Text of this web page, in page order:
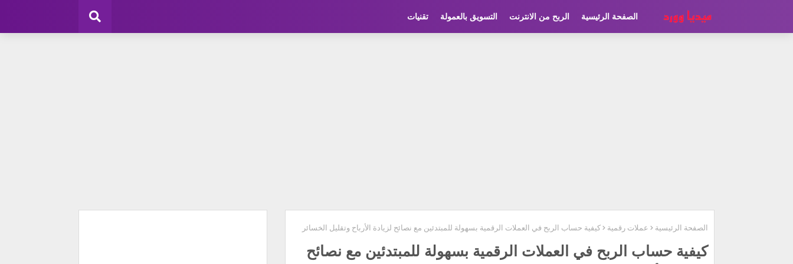
الصفحة الرئيسية الربح من الانترنت التسويق بالعمولة تقنيات
الصفحة الرئيسية عملات رقمية كيفية حساب الربح في العملات الرقمية بسهولة للمبتدئين مع نصائح لزيادة الأرباح وتقليل الخسائر
كيفية حساب الربح في العملات الرقمية بسهولة للمبتدئين مع نصائح